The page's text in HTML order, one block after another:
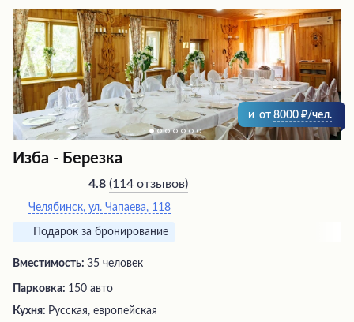
и от 8000 /чел.
Изба - Березка
4.8 (114 отзывов)
Челябинск, ул. Чапаева, 118
Подарок за бронирование
Вместимость: 35 человек
Парковка: 150 авто
Кухня: Русская, европейская